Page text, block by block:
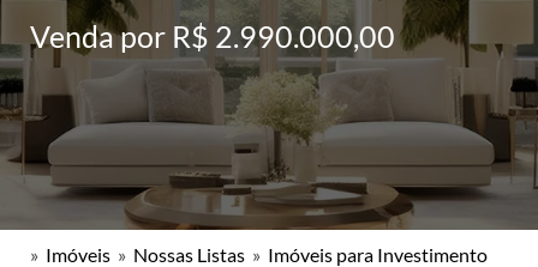
Venda por R$ 2.990.000,00
» Imóveis » Nossas Listas » Imóveis para Investimento